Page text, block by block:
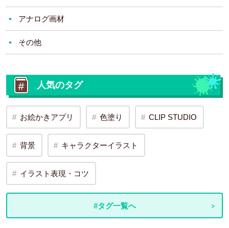
アナログ画材
その他
人気のタグ
お絵かきアプリ 色塗り CLIP STUDIO
背景 キャラクターイラスト
イラスト表現・コツ
#タグ一覧へ